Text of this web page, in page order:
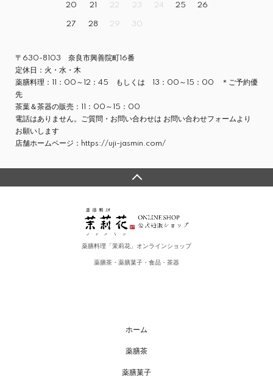
20 21 22 23 24 25 26
27 28 29 30
〒630-8103 奈良市興善院町16番
定休日：火・水・木
薬膳料理：11：00～12：45 もしくは 13：00～15：00 ＊ご予約優
先
茶葉＆茶器の販売：11：00～15：00
電話はありません。ご質問・お問い合わせは お問い合わせフォームより
お願いします
店舗ホームページ： https://uji-jasmin.com/
薬膳料理「茉莉花」オンラインショップ
薬膳茶・薬膳菓子・食品・茶器
ホーム
薬膳茶
薬膳菓子